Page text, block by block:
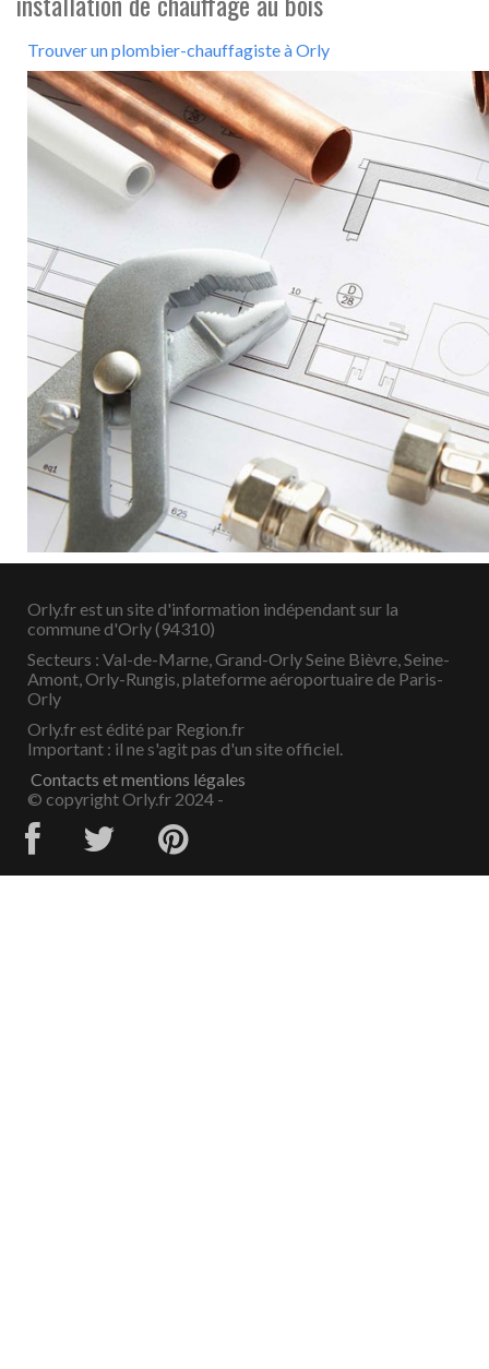
Trouver un plombier-chauffagiste à Orly
Orly.fr est un site d'information indépendant sur la
commune d'Orly (94310)
Secteurs : Val-de-Marne, Grand-Orly Seine Bièvre, Seine-
Amont, Orly-Rungis, plateforme aéroportuaire de Paris-
Orly
Orly.fr est édité par Region.fr
Important : il ne s'agit pas d'un site officiel.
Contacts et mentions légales
© copyright Orly.fr 2024 -